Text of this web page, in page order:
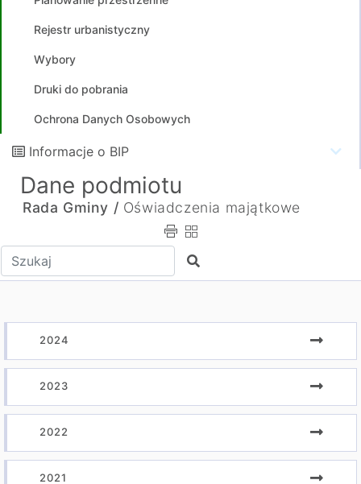
Rejestr urbanistyczny
Wybory
Druki do pobrania
Ochrona Danych Osobowych
Informacje o BIP
Dane podmiotu
Rada Gminy / Oświadczenia majątkowe
Wpisz tekst do wyszukania Szukaj
2024
2023
2022
2021